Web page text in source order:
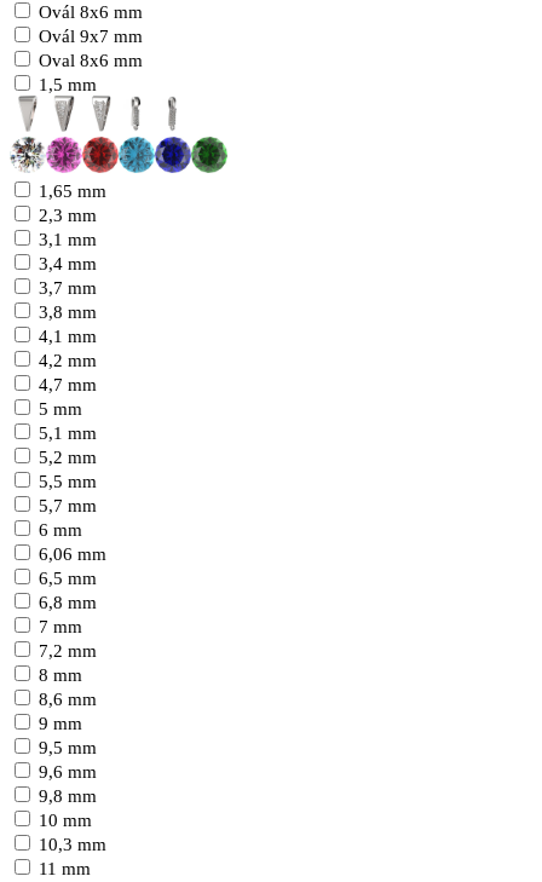
Ovál 8x6 mm
Ovál 9x7 mm
Oval 8x6 mm
1,5 mm
1,65 mm
2,3 mm
3,1 mm
3,4 mm
3,7 mm
3,8 mm
4,1 mm
4,2 mm
4,7 mm
5 mm
5,1 mm
5,2 mm
5,5 mm
5,7 mm
6 mm
6,06 mm
6,5 mm
6,8 mm
7 mm
7,2 mm
8 mm
8,6 mm
9 mm
9,5 mm
9,6 mm
9,8 mm
10 mm
10,3 mm
11 mm